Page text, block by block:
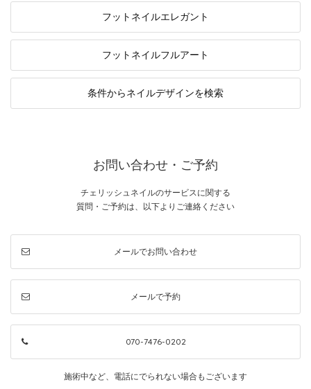
フットネイルエレガント
フットネイルフルアート
条件からネイルデザインを検索
お問い合わせ・ご予約
チェリッシュネイルのサービスに関する
質問・ご予約は、以下よりご連絡ください
メールでお問い合わせ
メールで予約
070-7476-0202
施術中など、電話にでられない場合もございます